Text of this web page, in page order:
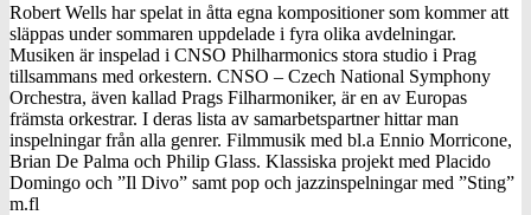
Robert Wells har spelat in åtta egna kompositioner som kommer att
släppas under sommaren uppdelade i fyra olika avdelningar.
Musiken är inspelad i CNSO Philharmonics stora studio i Prag
tillsammans med orkestern. CNSO – Czech National Symphony
Orchestra, även kallad Prags Filharmoniker, är en av Europas
främsta orkestrar. I deras lista av samarbetspartner hittar man
inspelningar från alla genrer. Filmmusik med bl.a Ennio Morricone,
Brian De Palma och Philip Glass. Klassiska projekt med Placido
Domingo och ”Il Divo” samt pop och jazzinspelningar med ”Sting”
m.fl